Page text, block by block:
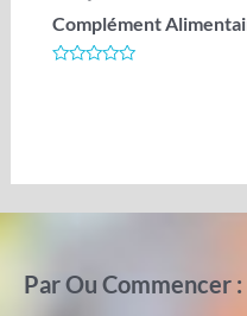
Complément
Par Ou Commencer :